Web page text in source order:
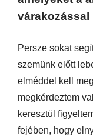
Persze sokat
szemünk előtt
elméddel kell
megkérdeztem
keresztül
fejében, hogy